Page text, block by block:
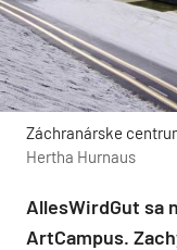
Záchranárske
Hertha Hurnaus
AllesWirdGut sa
ArtCampus.